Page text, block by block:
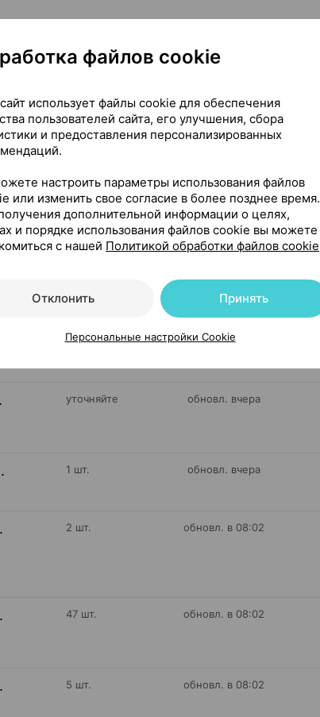
полностью
186
1 шт. обновл. в 00:01
уточняйте обновл. вчера
1 шт. обновл. вчера
2 шт. обновл. в 08:02
47 шт. обновл. в 08:02
5 шт. обновл. в 08:02
файлов cookie
использует файлы cookie для обеспечения
пользователей сайта, его улучшения, сбора
и предоставления персонализированных
настроить параметры использования файлов
или изменить свое согласие в более позднее время.
дополнительной информации о целях,
и порядке использования файлов cookie вы можете
с нашей Политикой обработки файлов cookie
Отклонить Принять
Персональные настройки Cookie